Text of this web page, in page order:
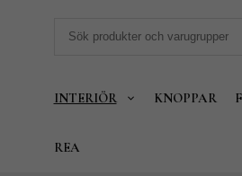
INTERIÖR KNOPPAR
REA